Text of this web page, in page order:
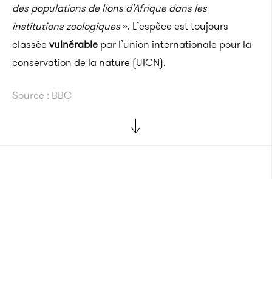
des populations de lions d’Afrique dans les
institutions zoologiques». L’espèce est toujours
classée vulnérable par l’union internationale pour la
conservation de la nature (UICN).
Source : BBC